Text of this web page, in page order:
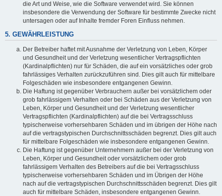
die Art und Weise, wie die Software verwendet wird. Sie können
insbesondere die Verwendung der Software für bestimmte Zwecke nicht
untersagen oder auf Inhalte fremder Foren Einfluss nehmen.
5. GEWÄHRLEISTUNG
Der Betreiber haftet mit Ausnahme der Verletzung von Leben, Körper
und Gesundheit und der Verletzung wesentlicher Vertragspflichten
(Kardinalpflichten) nur für Schäden, die auf ein vorsätzliches oder grob
fahrlässiges Verhalten zurückzuführen sind. Dies gilt auch für mittelbare
Folgeschäden wie insbesondere entgangenen Gewinn.
Die Haftung ist gegenüber Verbrauchern außer bei vorsätzlichem oder
grob fahrlässigem Verhalten oder bei Schäden aus der Verletzung von
Leben, Körper und Gesundheit und der Verletzung wesentlicher
Vertragspflichten (Kardinalpflichten) auf die bei Vertragsschluss
typischerweise vorhersehbaren Schäden und im übrigen der Höhe nach
auf die vertragstypischen Durchschnittsschäden begrenzt. Dies gilt auch
für mittelbare Folgeschäden wie insbesondere entgangenen Gewinn.
Die Haftung ist gegenüber Unternehmern außer bei der Verletzung von
Leben, Körper und Gesundheit oder vorsätzlichem oder grob
fahrlässigem Verhalten des Betreibers auf die bei Vertragsschluss
typischerweise vorhersehbaren Schäden und im Übrigen der Höhe
nach auf die vertragstypischen Durchschnittsschäden begrenzt. Dies gilt
auch für mittelbare Schäden, insbesondere entgangenen Gewinn.